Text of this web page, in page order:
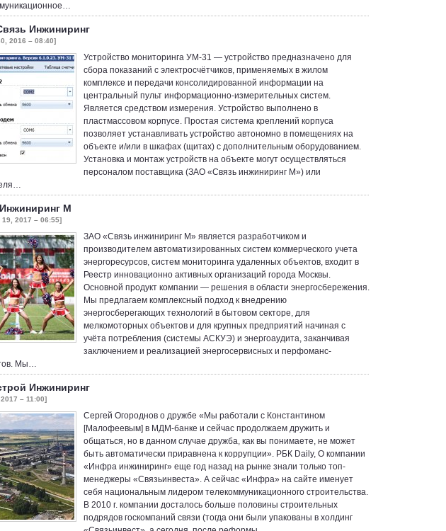
Инжиниринг
2016 – 08:40]
Устройство мониторинга УМ-31 — устройство предназначено для
сбора показаний с электросчётчиков, применяемых в жилом
комплексе и передачи консолидированной информации на
центральный пульт информационно-измерительных систем.
Является средством измерения. Устройство выполнено в
пластмассовом корпусе. Простая система креплений корпуса
позволяет устанавливать устройство автономно в помещениях на
объекте и/или в шкафах (щитах) с дополнительным оборудованием.
Установка и монтаж устройств на объекте могут осуществляться
персоналом поставщика (ЗАО «Связь инжиниринг М») или
М
2017 – 06:55]
ЗАО «Связь инжиниринг М» является разработчиком и
производителем автоматизированных систем коммерческого учета
энергоресурсов, систем мониторинга удаленных объектов, входит в
Реестр инновационно активных организаций города Москвы.
Основной продукт компании — решения в области энергосбережения.
Мы предлагаем комплексный подход к внедрению
энергосберегающих технологий в бытовом секторе, для
мелкомоторных объектов и для крупных предприятий начиная с
учёта потребления (системы АСКУЭ) и энергоаудита, заканчивая
заключением и реализацией энергосервисных и перфоманс-
Мы…
Инжиниринг
– 11:00]
Сергей Огороднов о дружбе «Мы работали с Константином
[Малофеевым] в МДМ-банке и сейчас продолжаем дружить и
общаться, но в данном случае дружба, как вы понимаете, не может
быть автоматически приравнена к коррупции». РБК Daily, О компании
«Инфра инжиниринг» еще год назад на рынке знали только топ-
менеджеры «Связьинвеста». А сейчас «Инфра» на сайте именует
себя национальным лидером телекоммуникационного строительства.
В 2010 г. компании досталось больше половины строительных
подрядов госкомпаний связи (тогда они были упакованы в холдинг